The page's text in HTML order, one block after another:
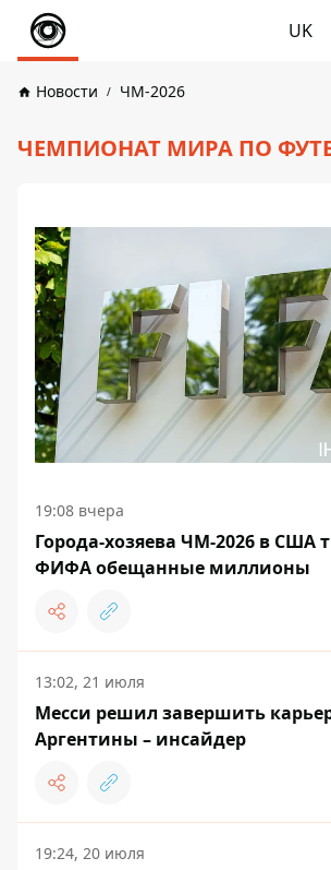
UK
Новости ЧМ-2026
ЧЕМПИОНАТ МИРА ПО
19:08 вчера
Города-хозяева ЧМ-2026 в США
ФИФА обещанные миллионы
13:02, 21 июля
Месси решил завершить
Аргентины – инсайдер
19:24, 20 июля